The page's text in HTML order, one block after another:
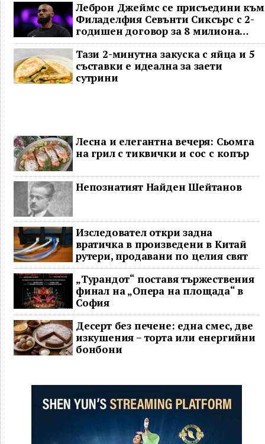
Леброн Джеймс се присъедини към
Филаделфия Севънти Сиксърс с 2-
годишен договор за 8 милиона
долара
Тази 2-минутна закуска с яйца и 5
съставки е идеална за заети
сутрини
Лесна и елегантна вечеря: Сьомга
на грил с тиквички и сос с копър
Непознатият Найден Шейтанов
Изследовател откри задна
вратичка в произведени в Китай
рутери, продавани по целия свят
„Турандот“ поставя тържествения
финал на „Опера на площада“ в
София
Десерт без печене: една смес, две
изкушения – торта или енергийни
бонбони